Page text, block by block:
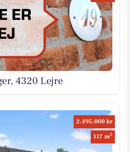
4320 Lejre
2.495.000 kr
117 m2